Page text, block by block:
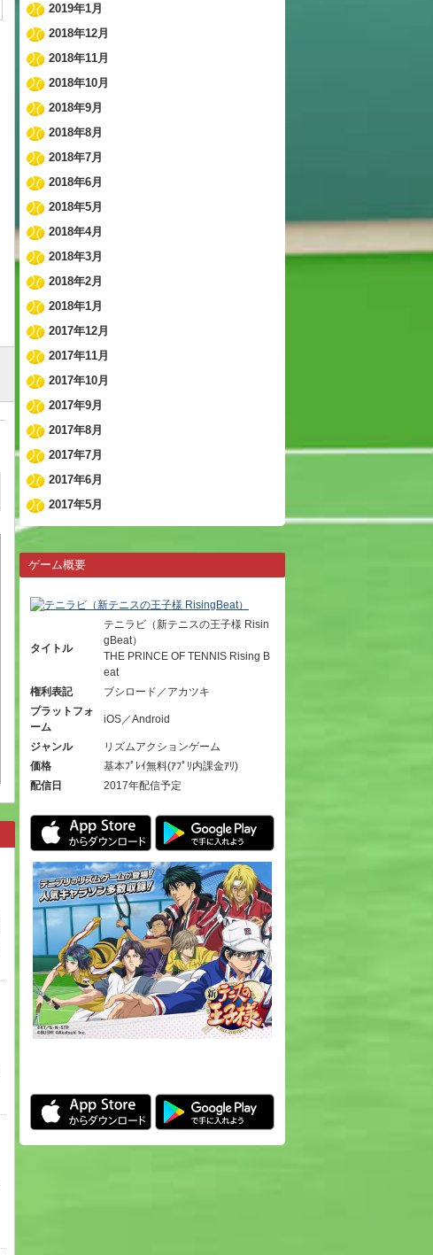
2019年1月
2018年12月
2018年11月
2018年10月
2018年9月
2018年8月
2018年7月
2018年6月
2018年5月
2018年4月
2018年3月
2018年2月
2018年1月
2017年12月
2017年11月
2017年10月
2017年9月
2017年8月
2017年7月
2017年6月
2017年5月
ゲーム概要
タイトル
テニラビ（新テニスの王子様 Risin
gBeat）
THE PRINCE OF TENNIS Rising B
eat
権利表記
ブシロード／アカツキ
プラットフォ
ーム
iOS／Android
ジャンル
リズムアクションゲーム
価格
基本ﾌﾟﾚｲ無料(ｱﾌﾟﾘ内課金ｱﾘ)
配信日
2017年配信予定